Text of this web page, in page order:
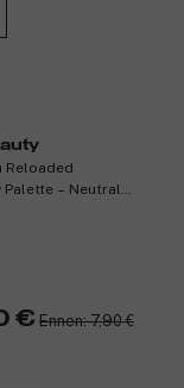
Reloaded
Palette – Neutral
€ Ennen: 7,90 €